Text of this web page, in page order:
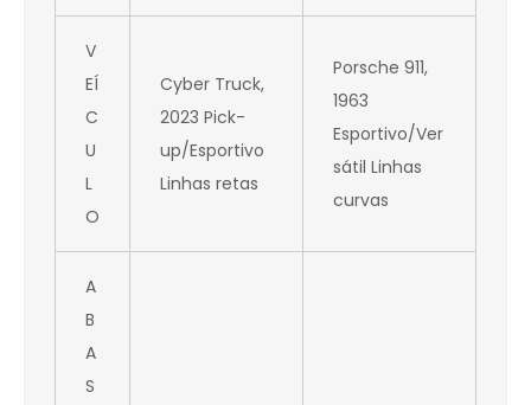
V
EÍ
C
U
L
O
Cyber Truck,
2023 Pick-
up/Esportivo
Linhas retas
Porsche 911,
1963
Esportivo/Ver
sátil Linhas
curvas
A
B
A
S